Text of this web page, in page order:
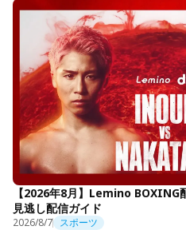
【2026年8月】Lemino BOXING
見逃し配信ガイド
2026/8/7 スポーツ